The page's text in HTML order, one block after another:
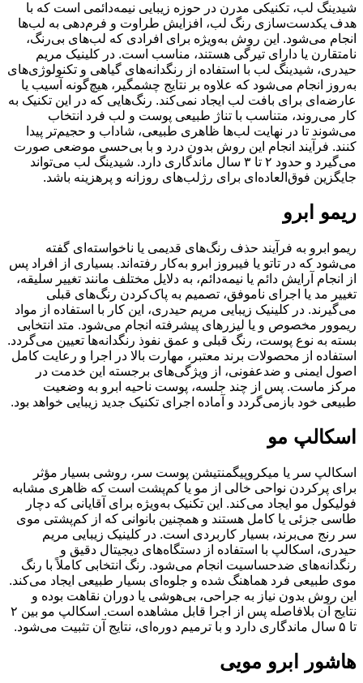
شیدینگ لب، تکنیکی مدرن در حوزه زیبایی نیمه‌دائمی است که با
هدف یکدست‌سازی رنگ لب، افزایش طراوت و فرم‌دهی به لب‌ها
انجام می‌شود. این روش به‌ویژه برای افرادی که لب‌های بی‌رنگ،
نامتقارن یا دارای تیرگی هستند، مناسب است. در کلینیک مریم
حیدری، شیدینگ لب با استفاده از رنگدانه‌های گیاهی و تکنولوژی‌های
به‌روز انجام می‌شود که علاوه بر نتایج چشمگیر، هیچ‌گونه آسیب یا
عارضه‌ای برای بافت لب ایجاد نمی‌کند. رنگ‌هایی که در این تکنیک به
کار می‌روند، متناسب با تناژ طبیعی پوست و لب فرد انتخاب
می‌شوند تا در نهایت لب‌ها ظاهری طبیعی، شاداب و حجیم‌تر پیدا
کنند. فرآیند انجام این روش بدون درد و با بی‌حسی موضعی صورت
می‌گیرد و حدود ۲ تا ۳ سال ماندگاری دارد. شیدینگ لب می‌تواند
جایگزین فوق‌العاده‌ای برای رژلب‌های روزانه و پرهزینه باشد.
ریمو ابرو
ریمو ابرو به فرآیند حذف رنگ‌های قدیمی یا ناخواسته‌ای گفته
می‌شود که در تاتو یا فیبروز ابرو به‌کار رفته‌اند. بسیاری از افراد پس
از انجام آرایش دائم یا نیمه‌دائم، به دلایل مختلف مانند تغییر سلیقه،
تغییر مد یا اجرای ناموفق، تصمیم به پاک‌کردن رنگ‌های قبلی
می‌گیرند. در کلینیک زیبایی مریم حیدری، این کار با استفاده از مواد
ریموور مخصوص و یا لیزرهای پیشرفته انجام می‌شود. متد انتخابی
بسته به نوع پوست، رنگ قبلی و عمق نفوذ رنگدانه‌ها تعیین می‌گردد.
استفاده از محصولات برند معتبر، مهارت بالا در اجرا و رعایت کامل
اصول ایمنی و ضدعفونی، از ویژگی‌های برجسته این خدمت در
مرکز ماست. پس از چند جلسه، پوست ناحیه ابرو به وضعیت
طبیعی خود بازمی‌گردد و آماده اجرای تکنیک جدید زیبایی خواهد بود.
اسکالپ مو
اسکالپ سر یا میکروپیگمنتیشن پوست سر، روشی بسیار مؤثر
برای پرکردن نواحی خالی از مو یا کم‌پشت است که ظاهری مشابه
فولیکول مو ایجاد می‌کند. این تکنیک به‌ویژه برای آقایانی که دچار
طاسی جزئی یا کامل هستند و همچنین بانوانی که از کم‌پشتی موی
سر رنج می‌برند، بسیار کاربردی است. در کلینیک زیبایی مریم
حیدری، اسکالپ با استفاده از دستگاه‌های دیجیتال دقیق و
رنگدانه‌های ضدحساسیت انجام می‌شود. رنگ انتخابی کاملاً با رنگ
موی طبیعی فرد هماهنگ شده و جلوه‌ای بسیار طبیعی ایجاد می‌کند.
این روش بدون نیاز به جراحی، بی‌هوشی یا دوران نقاهت بوده و
نتایج آن بلافاصله پس از اجرا قابل مشاهده است. اسکالپ مو بین ۲
تا ۵ سال ماندگاری دارد و با ترمیم دوره‌ای، نتایج آن تثبیت می‌شود.
هاشور ابرو مویی